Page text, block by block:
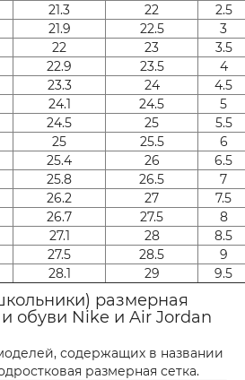
21.3 22
2.5
21.9 22.5
3
22 23
3.5
22.9 23.5
4
23.3 24
4.5
24.1 24.5
5
24.5 25
5.5
25 25.5
6
25.4 26
6.5
25.8 26.5
7
26.2 27
7.5
26.7 27.5
8
27.1 28
8.5
27.5 28.5
9
28.1 29 9.5
размерная
и обуви Nike и Air Jordan
содержащих в названии
размерная сетка.